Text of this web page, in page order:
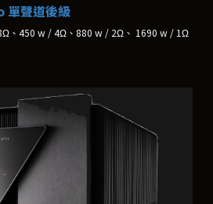
單聲道後級
、450 w / 4Ω、880 w / 2Ω、 1690 w / 1Ω